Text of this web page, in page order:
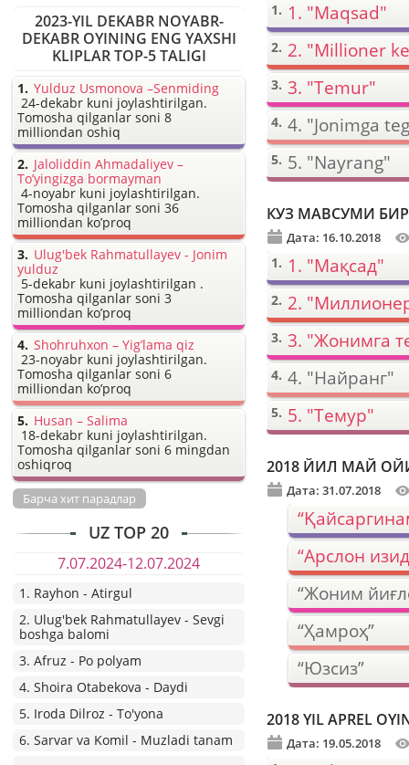
1. "Maqsad"
2. "Millioner
3. "Temur"
4. "Jonimga
5. "Nayrang"
Дата: 16.10.2018
1. "Мақсад"
2.
3. "Жонимга
4. "Найранг"
5. "Темур"
2018 ЙИЛ МАЙ
Дата: 31.07.2018
“Арслон
“Жоним
“Ҳамроҳ”
“Юзсиз”
2018 YIL APREL
Дата: 19.05.2018
2023-YIL DEKABR NOYABR-
DEKABR OYINING ENG YAXSHI
KLIPLAR TOP-5 TALIGI
Yulduz Usmonova –Senmiding
24-dekabr kuni joylashtirilgan.
Tomosha qilganlar soni 8
milliondan oshiq
Jaloliddin Ahmadaliyev –
To’yingizga bormayman
4-noyabr kuni joylashtirilgan.
Tomosha qilganlar soni 36
milliondan ko’proq
Ulug'bek Rahmatullayev - Jonim
yulduz
5-dekabr kuni joylashtirilgan .
Tomosha qilganlar soni 3
milliondan ko’proq
Shohruhxon – Yig’lama qiz
23-noyabr kuni joylashtirilgan.
Tomosha qilganlar soni 6
milliondan ko’proq
Husan – Salima
18-dekabr kuni joylashtirilgan.
Tomosha qilganlar soni 6 mingdan
oshiqroq
Барча хит парадлар
UZ TOP 20
7.07.2024-12.07.2024
1. Rayhon - Atirgul
2. Ulug'bek Rahmatullayev - Sevgi
boshga balomi
3. Afruz - Po polyam
4. Shoira Otabekova - Daydi
5. Iroda Dilroz - To'yona
6. Sarvar va Komil - Muzladi tanam